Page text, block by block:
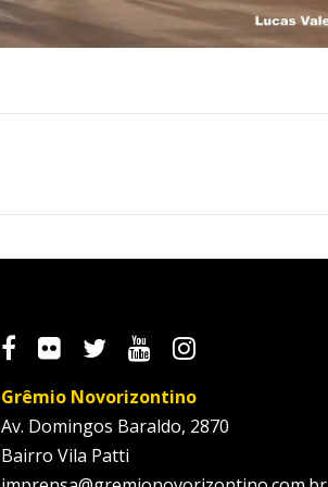
Grêmio Novorizontino
Av. Domingos Baraldo, 2870
Bairro Vila Patti